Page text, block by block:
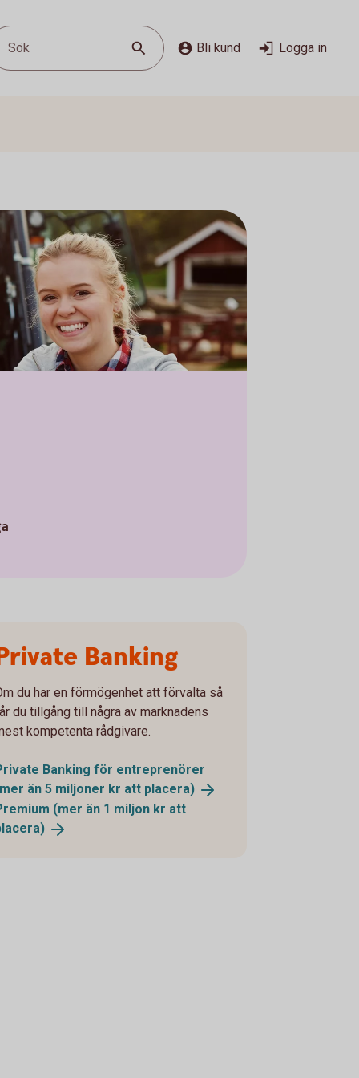
Sök Bli kund Logga in
Banking
du har en förmögenhet att förvalta så
du tillgång till några av marknadens
kompetenta rådgivare.
Banking för entreprenörer
än 5 miljoner kr att placera)
(mer än 1 miljon kr att